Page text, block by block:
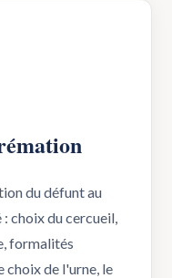
du défunt au
choix du cercueil,
formalités
choix de l'urne, le